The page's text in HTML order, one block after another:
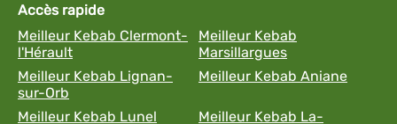
Accès rapide
Meilleur Kebab Clermont-
l'Hérault
Meilleur Kebab
Marsillargues
Meilleur Kebab Lignan-
sur-Orb
Meilleur Kebab Aniane
Meilleur Kebab Lunel Meilleur Kebab La-